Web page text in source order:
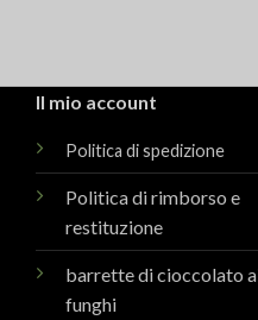
Il mio account
Politica di spedizione
Politica di rimborso e
restituzione
barrette di cioccolato
funghi